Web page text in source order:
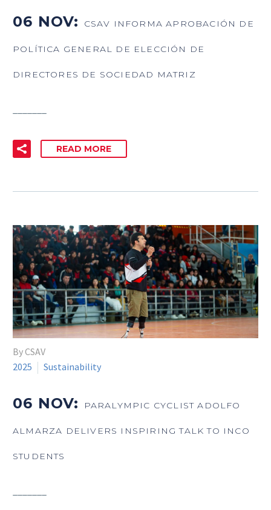
06 NOV: CSAV INFORMA APROBACIÓN DE
POLÍTICA GENERAL DE ELECCIÓN DE
DIRECTORES DE SOCIEDAD MATRIZ
READ MORE
By CSAV
2025
Sustainability
06 NOV: PARALYMPIC CYCLIST ADOLFO
ALMARZA DELIVERS INSPIRING TALK TO INCO
STUDENTS